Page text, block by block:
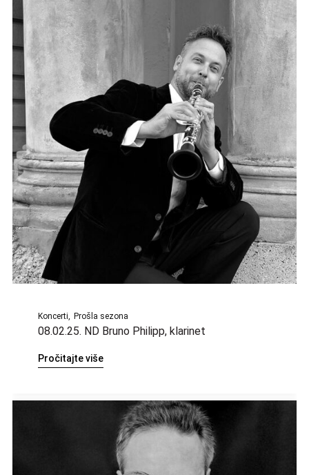
Koncerti Prošla sezona
08.02.25. ND Bruno Philipp, klarinet
Pročitajte više